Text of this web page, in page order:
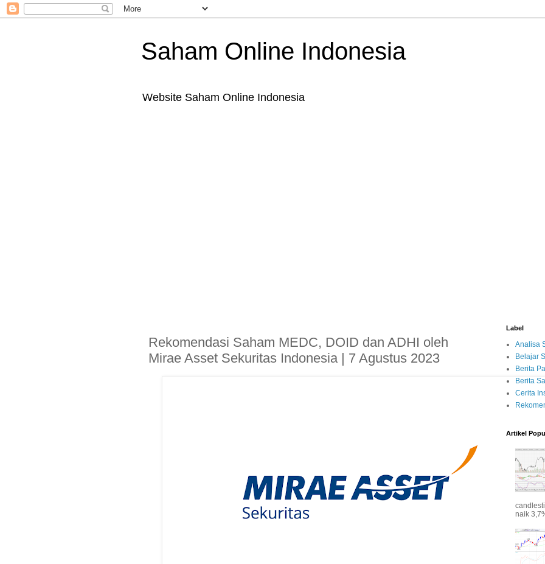
Saham Online Indonesia
Website Saham Online Indonesia
Rekomendasi Saham MEDC, DOID dan ADHI oleh
Mirae Asset Sekuritas Indonesia | 7 Agustus 2023
Label
Analisa
Belajar
Berita
Berita
Cerita
Artikel
naik